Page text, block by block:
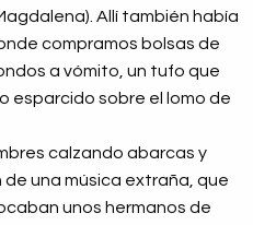
Allí también había
compramos bolsas de
a vómito, un tufo que
esparcido sobre el lomo de
calzando abarcas y
una música extraña, que
unos hermanos de